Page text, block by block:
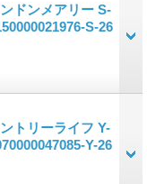
ドンメアリー S-
S-26
トリーライフ Y-
Y-26